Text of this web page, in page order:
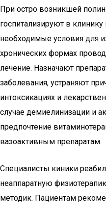
При остро возникшей
госпитализируют в
необходимые условия для
хронических формах
лечение. Назначают
заболевания, устраняют
интоксикациях и
случае демиелинизации и
предпочтение
вазоактивным препаратам.
Специалисты киники
неаппаратную
методик. Пациентам